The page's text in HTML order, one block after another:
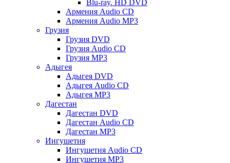
Blu-ray. HD DVD
Армения Audio CD
Армения Audio MP3
Грузия
Грузия DVD
Грузия Audio CD
Грузия MP3
Адыгея
Адыгея DVD
Адыгея Audio CD
Адыгея MP3
Дагестан
Дагестан DVD
Дагестан Audio CD
Дагестан MP3
Ингушетия
Ингушетия Audio CD
Ингушетия MP3